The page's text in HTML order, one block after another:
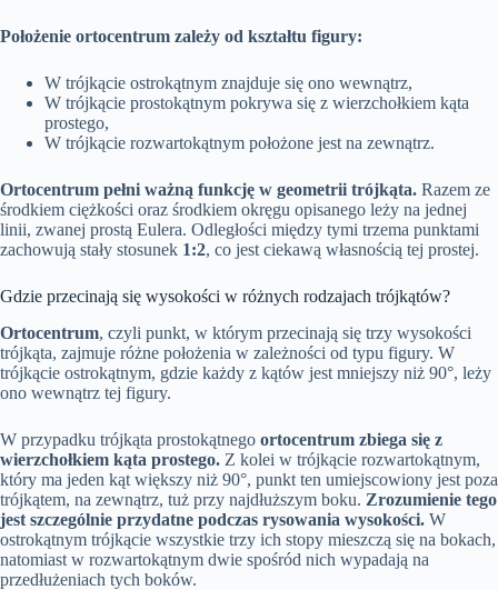
Położenie ortocentrum zależy od kształtu figury:
W trójkącie ostrokątnym znajduje się ono wewnątrz,
W trójkącie prostokątnym pokrywa się z wierzchołkiem kąta
prostego,
W trójkącie rozwartokątnym położone jest na zewnątrz.
Ortocentrum pełni ważną funkcję w geometrii trójkąta. Razem ze
środkiem ciężkości oraz środkiem okręgu opisanego leży na jednej
linii, zwanej prostą Eulera. Odległości między tymi trzema punktami
zachowują stały stosunek 1:2, co jest ciekawą własnością tej prostej.
Gdzie przecinają się wysokości w różnych rodzajach trójkątów?
Ortocentrum, czyli punkt, w którym przecinają się trzy wysokości
trójkąta, zajmuje różne położenia w zależności od typu figury. W
trójkącie ostrokątnym, gdzie każdy z kątów jest mniejszy niż 90°, leży
ono wewnątrz tej figury.
W przypadku trójkąta prostokątnego ortocentrum zbiega się z
wierzchołkiem kąta prostego. Z kolei w trójkącie rozwartokątnym,
który ma jeden kąt większy niż 90°, punkt ten umiejscowiony jest poza
trójkątem, na zewnątrz, tuż przy najdłuższym boku. Zrozumienie tego
jest szczególnie przydatne podczas rysowania wysokości. W
ostrokątnym trójkącie wszystkie trzy ich stopy mieszczą się na bokach,
natomiast w rozwartokątnym dwie spośród nich wypadają na
przedłużeniach tych boków.